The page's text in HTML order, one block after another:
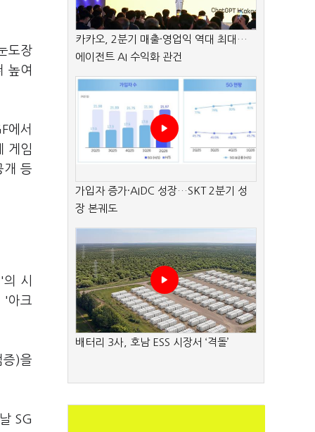
도장
높여
에서
게임
개 등
시
'아크
증)을
SG
카카오, 2분기 매출·영업익 역대 최대…
에이전트 AI 수익화 관건
가입자 증가·AIDC 성장…SKT 2분기 성
장 본궤도
배터리 3사, 호남 ESS 시장서 ‘격돌’